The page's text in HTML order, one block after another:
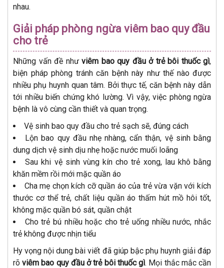
nhau.
Giải pháp phòng ngừa viêm bao quy đầu
cho trẻ
Những vấn đề như viêm bao quy đầu ở trẻ bôi thuốc gì,
biện pháp phòng tránh căn bệnh này như thế nào được
nhiều phụ huynh quan tâm. Bởi thực tế, căn bệnh này dẫn
tới nhiều biến chứng khó lường. Vì vậy, việc phòng ngừa
bệnh là vô cùng cần thiết và quan trọng.
Vệ sinh bao quy đầu cho trẻ sạch sẽ, đúng cách
Lộn bao quy đầu nhẹ nhàng, cẩn thận, vệ sinh bằng
dung dịch vệ sinh dịu nhẹ hoặc nước muối loãng
Sau khi vệ sinh vùng kín cho trẻ xong, lau khô bằng
khăn mềm rồi mới mặc quần áo
Cha mẹ chọn kích cỡ quần áo của trẻ vừa vặn với kích
thước cơ thể trẻ, chất liệu quần áo thấm hút mồ hôi tốt,
không mặc quần bó sát, quần chật
Cho trẻ bú nhiều hoặc cho trẻ uống nhiều nước, nhắc
trẻ không được nhịn tiểu
Hy vọng nội dung bài viết đã giúp bậc phụ huynh giải đáp
rõviêm bao quy đầu ở trẻ bôi thuốc gì. Mọi thắc mắc cần